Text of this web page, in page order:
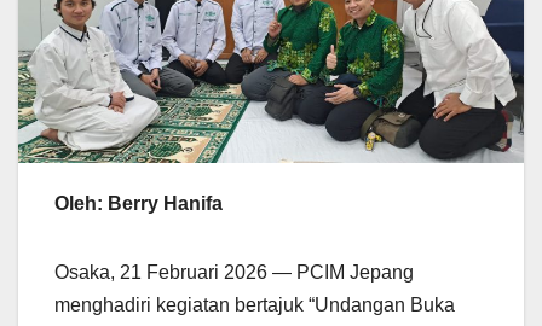
Oleh: Berry Hanifa
Osaka, 21 Februari 2026 — PCIM Jepang
menghadiri kegiatan bertajuk “Undangan Buka